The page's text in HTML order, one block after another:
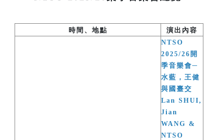
時間、地點 演出內容
NTSO
2025/26開
季音樂會─
水藍，王健
與國臺交
Lan SHUI,
Jian
WANG &
NTSO